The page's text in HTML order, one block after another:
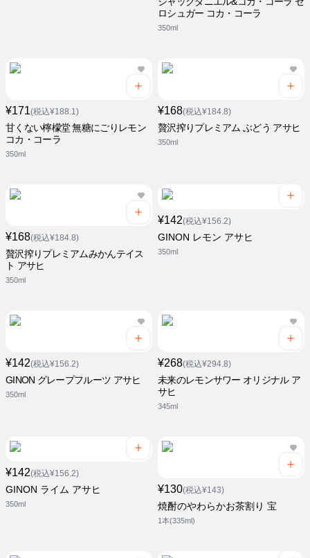
ロシュガー コカ・コーラ
350ml
¥171(税込¥188.1)
甘くない檸檬堂 無糖にごりレモン
コカ・コーラ
350ml
¥168(税込¥184.8)
贅沢搾りプレミアム ぶどう アサヒ
350ml
¥168(税込¥184.8)
贅沢搾りプレミアムみかんテイス
ト アサヒ
350ml
¥142(税込¥156.2)
GINON レモン アサヒ
350ml
¥142(税込¥156.2)
GINON グレープフルーツ アサヒ
350ml
¥268(税込¥294.8)
未来のレモンサワー オリジナル ア
サヒ
345ml
¥142(税込¥156.2)
GINON ライム アサヒ
350ml
¥130(税込¥143)
焼酎のやわらかお茶割り 宝
1本(335ml)